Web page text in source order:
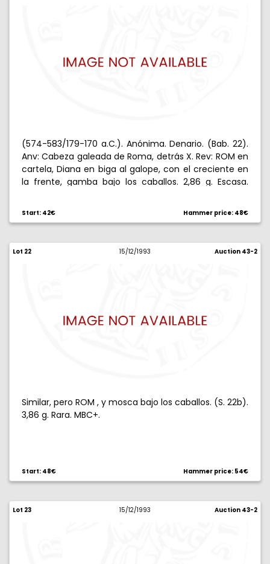
(574-583/179-170 a.C.). Anónima. Denario. (Bab. 22).
Anv: Cabeza galeada de Roma, detrás X. Rev: ROM en
cartela, Diana en biga al galope, con el creciente en
la frente, gamba bajo los caballos. 2,86 g. Escasa.
Start: 42€ Hammer price: 48€
Lot 22 15/12/1993 Auction 43-2
Similar, pero ROM , y mosca bajo los caballos. (S. 22b).
3,86 g. Rara. MBC+.
Start: 48€ Hammer price: 54€
Lot 23 15/12/1993 Auction 43-2